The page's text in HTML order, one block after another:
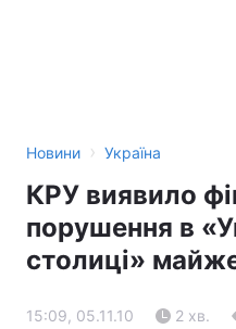
Новини › Україна
КРУ виявило
порушення в
столиці»
15:09, 05.11.10 2 хв.